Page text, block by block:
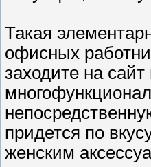
Такая
офисных
заходите на
придется по
женским